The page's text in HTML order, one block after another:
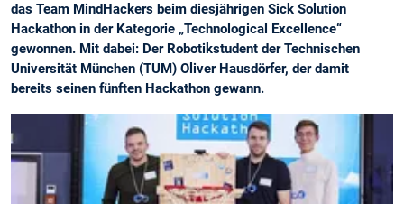
das Team MindHackers beim diesjährigen Sick Solution
Hackathon in der Kategorie „Technological Excellence“
gewonnen. Mit dabei: Der Robotikstudent der Technischen
Universität München (TUM) Oliver Hausdörfer, der damit
bereits seinen fünften Hackathon gewann.